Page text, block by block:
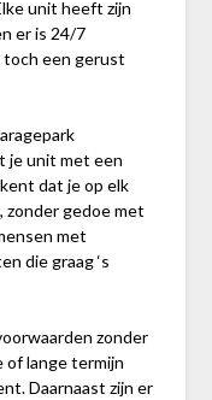
unit heeft zijn
er is 24/7
toch een gerust
je unit met een
dat je op elk
zonder gedoe met
met
die graag ‘s
zonder
of lange termijn
Daarnaast zijn er